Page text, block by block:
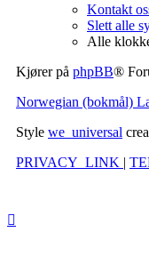
Kontakt
Slett alle
Alle
Kjører på phpBB®
Norwegian (bokmål)
Style we_universal
PRIVACY_LINK |